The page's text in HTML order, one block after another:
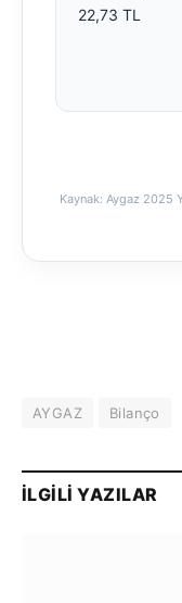
22,73 TL
Kaynak: Aygaz 2025
AYGAZ Bilanço
İLGILI YAZILAR